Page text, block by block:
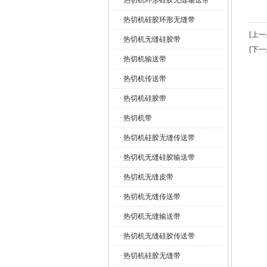
· 热切机硅胶环形无缝带
· 热切机无缝硅胶带
· 热切机输送带
· 热切机传送带
· 热切机硅胶带
· 热切机带
· 热切机硅胶无缝传送带
· 热切机无缝硅胶输送带
· 热切机无缝皮带
· 热切机无缝传送带
· 热切机无缝输送带
· 热切机无缝硅胶传送带
· 热切机硅胶无缝带
[上
[下